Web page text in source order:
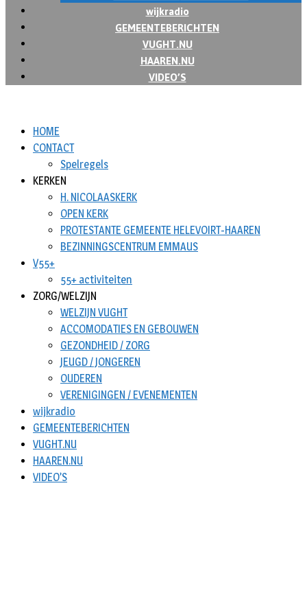
wijkradio
GEMEENTEBERICHTEN
VUGHT.NU
HAAREN.NU
VIDEO’S
HOME
CONTACT
Spelregels
KERKEN
H. NICOLAASKERK
OPEN KERK
PROTESTANTE GEMEENTE HELEVOIRT-HAAREN
BEZINNINGSCENTRUM EMMAUS
V55+
55+ activiteiten
ZORG/WELZIJN
WELZIJN VUGHT
ACCOMODATIES EN GEBOUWEN
GEZONDHEID / ZORG
JEUGD / JONGEREN
OUDEREN
VERENIGINGEN / EVENEMENTEN
wijkradio
GEMEENTEBERICHTEN
VUGHT.NU
HAAREN.NU
VIDEO’S